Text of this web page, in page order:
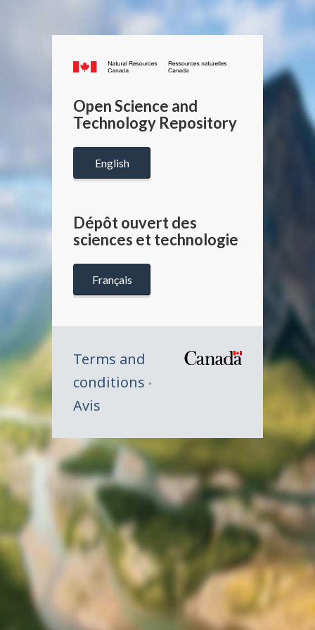
Canada.ca
/
Canada
Open Science and
Technology Repository
English
Dépôt ouvert des
sciences et technologie
Français
Terms and
conditions
Avis
Canada